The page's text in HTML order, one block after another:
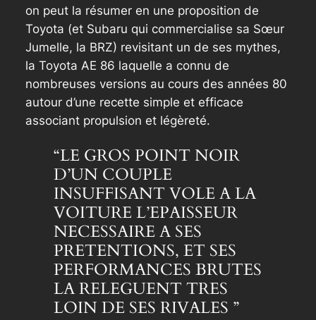
on peut la résumer en une proposition de
Toyota (et Subaru qui commercialise sa Sœur
Jumelle, la BRZ) revisitant un de ses mythes,
la Toyota AE 86 laquelle a connu de
nombreuses versions au cours des années 80
autour d’une recette simple et efficace
associant propulsion et légèreté.
“LE GROS POINT NOIR
D’UN COUPLE
INSUFFISANT VOLE A LA
VOITURE L’EPAISSEUR
NECESSAIRE A SES
PRETENTIONS, ET SES
PERFORMANCES BRUTES
LA RELEGUENT TRES
LOIN DE SES RIVALES ”